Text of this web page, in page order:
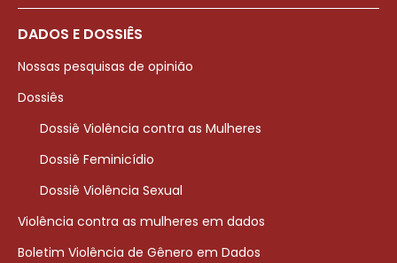
DADOS E DOSSIÊS
Nossas pesquisas de opinião
Dossiês
Dossiê Violência contra as Mulheres
Dossiê Feminicídio
Dossiê Violência Sexual
Violência contra as mulheres em dados
Boletim Violência de Gênero em Dados